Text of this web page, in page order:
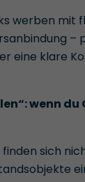
werben mit
–
eine klare
wenn
sich